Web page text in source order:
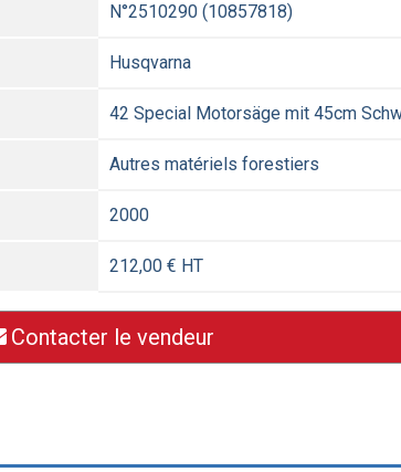
N°2510290 (10857818)
Husqvarna
42 Special Motorsäge mit 45cm
Autres matériels forestiers
2000
212,00 € HT
Contacter le vendeur